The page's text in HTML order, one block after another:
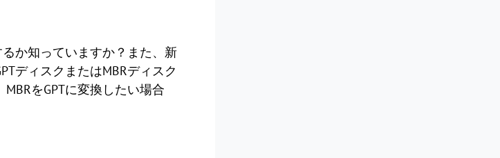
か知っていますか？また、新
ディスクまたはMBRディスク
をGPTに変換したい場合